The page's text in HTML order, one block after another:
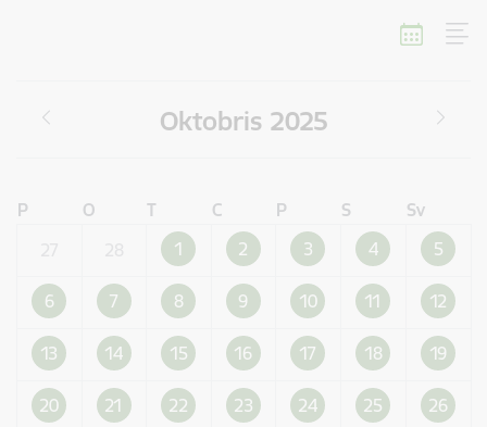
Oktobris 2025
P O T C P S
Sv
1 2 3 4 5
6 7 8 9 10 11 12
13 14 15 16 17 18 19
20 21 22 23 24 25 26